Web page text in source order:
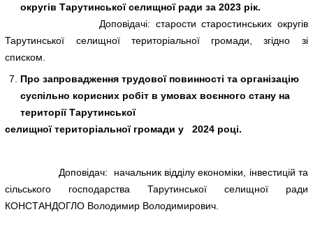
округів Тарутинської селищної ради за 2023 рік.
Доповідачі: старости старостинських округів
Тарутинської селищної територіальної громади, згідно зі
списком.
Про запровадження трудової повинності та організацію
суспільно корисних робіт в умовах воєнного стануна
території Тарутинської
селищної територіальної громади у 2024 році.
Доповідач: начальник відділу економіки, інвестицій та
сільського господарства Тарутинської селищної ради
КОНСТАНДОГЛО Володимир Володимирович.